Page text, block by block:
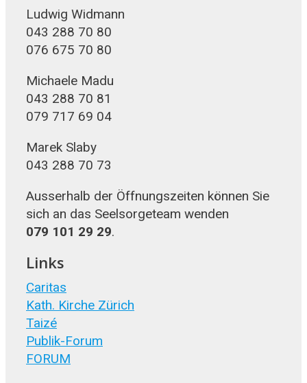
Ludwig Widmann
043 288 70 80
076 675 70 80
Michaele Madu
043 288 70 81
079 717 69 04
Marek Slaby
043 288 70 73
Ausserhalb der Öffnungszeiten können Sie
sich an das Seelsorgeteam wenden
079 101 29 29.
Links
Caritas
Kath. Kirche Zürich
Taizé
Publik-Forum
FORUM